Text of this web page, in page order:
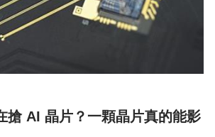
搶 AI 晶片？一顆晶片真的能影